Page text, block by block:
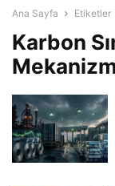
Ana Sayfa Etiketler
Karbon